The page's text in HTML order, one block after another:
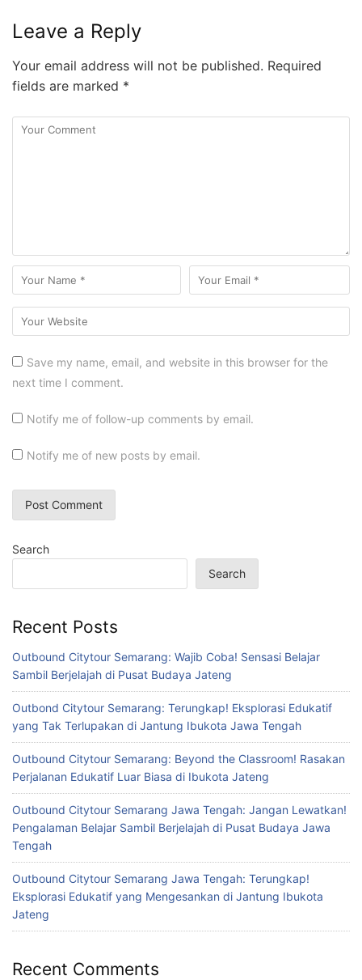
Leave a Reply
Your email address will not be published. Required
fields are marked *
Save my name, email, and website in this browser for the
next time I comment.
Notify me of follow-up comments by email.
Notify me of new posts by email.
Search
Search
Recent Posts
Outbound Citytour Semarang: Wajib Coba! Sensasi Belajar
Sambil Berjelajah di Pusat Budaya Jateng
Outbond Citytour Semarang: Terungkap! Eksplorasi Edukatif
yang Tak Terlupakan di Jantung Ibukota Jawa Tengah
Outbound Citytour Semarang: Beyond the Classroom! Rasakan
Perjalanan Edukatif Luar Biasa di Ibukota Jateng
Outbound Citytour Semarang Jawa Tengah: Jangan Lewatkan!
Pengalaman Belajar Sambil Berjelajah di Pusat Budaya Jawa
Tengah
Outbound Citytour Semarang Jawa Tengah: Terungkap!
Eksplorasi Edukatif yang Mengesankan di Jantung Ibukota
Jateng
Recent Comments